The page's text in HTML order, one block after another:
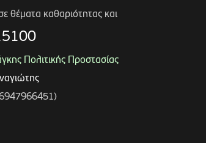
θέματα καθαριότητας και
Πολιτικής Προστασίας